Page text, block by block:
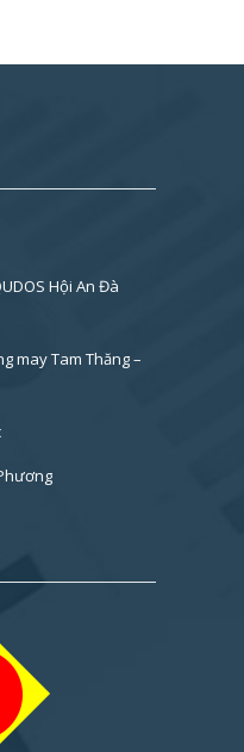
Hội An Đà
may Tam Thăng –